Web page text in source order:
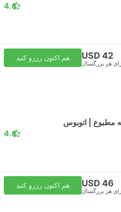
4.6
USD 42
هر بزرگسال
هم اکنون رزرو کنید
مطبوع | اتوبوس
4.6
USD 46
هر بزرگسال
هم اکنون رزرو کنید